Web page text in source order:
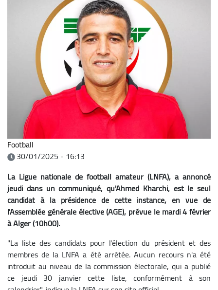
Football
30/01/2025 - 16:13
La Ligue nationale de football amateur (LNFA), a annoncé
jeudi dans un communiqué, qu'Ahmed Kharchi, est le seul
candidat à la présidence de cette instance, en vue de
l'Assemblée générale élective (AGE), prévue le mardi 4 février
à Alger (10h00).
"La liste des candidats pour l'élection du président et des
membres de la LNFA a été arrêtée. Aucun recours n'a été
introduit au niveau de la commission électorale, qui a publié
ce jeudi 30 janvier cette liste, conformément à son